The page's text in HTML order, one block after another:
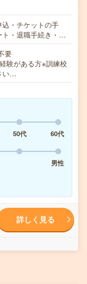
込・チケットの手
ト・退職手続き・…
要
験がある方※訓練校
い…
50代
60代
男性
詳しく見る